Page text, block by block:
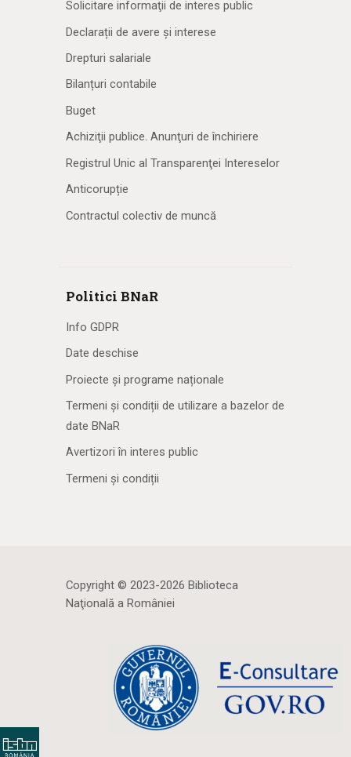
Solicitare informaţii de interes public
Declarații de avere și interese
Drepturi salariale
Bilanțuri contabile
Buget
Achiziţii publice. Anunţuri de închiriere
Registrul Unic al Transparenţei Intereselor
Anticorupție
Contractul colectiv de muncă
Politici BNaR
Info GDPR
Date deschise
Proiecte și programe naționale
Termeni și condiții de utilizare a bazelor de
date BNaR
Avertizori în interes public
Termeni și condiții
Copyright © 2023-2026 Biblioteca
Naţională a României